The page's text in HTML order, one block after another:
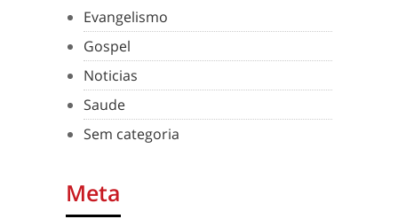
Evangelismo
Gospel
Noticias
Saude
Sem categoria
Meta